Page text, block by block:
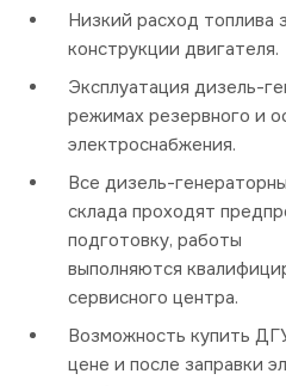
Низкий расход топлива
конструкции двигателя.
Эксплуатация дизель-
режимах резервного и
электроснабжения.
Все дизель-
склада проходят
подготовку, работы
выполняются
сервисного центра.
Возможность купить
цене и после заправки